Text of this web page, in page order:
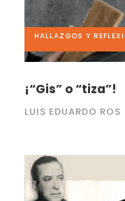
HALLAZGOS Y
¡“Gis” o “tiza”!
LUIS EDUARDO ROS